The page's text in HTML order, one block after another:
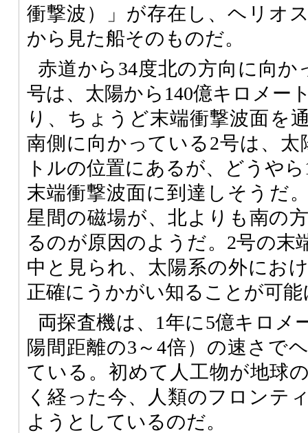
衝撃波）」が存在し、ヘリオ
から見た船そのものだ。
赤道から34度北の方向に向
号は、太陽から140億キロメー
り、ちょうど末端衝撃波面を
南側に向かっている2号は、太
トルの位置にあるが、どうや
末端衝撃波面に到達しそうだ
星間の磁場が、北よりも南の
るのが原因のようだ。2号の末
中と見られ、太陽系の外にお
正確にうかがい知ることが可
両探査機は、1年に5億キロメ
陽間距離の3～4倍）の速さで
ている。初めて人工物が地球
く経った今、人類のフロンテ
ようとしているのだ。